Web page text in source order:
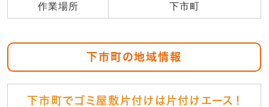
作業場所 下市町
下市町の地域情報
下市町でゴミ屋敷片付けは片付けエース！